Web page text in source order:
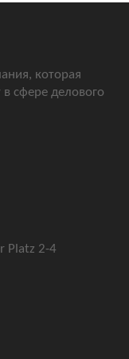
которая
сфере делового
Platz 2-4